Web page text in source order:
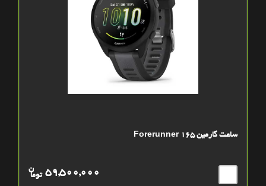
ساعت گارمین Forerunner 165
توما
ن 59,500,000